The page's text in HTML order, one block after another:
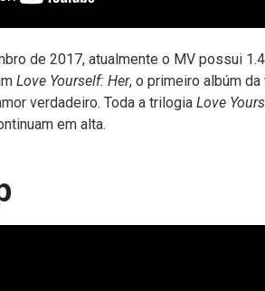
de 2017, atualmente o MV possui
Love Yourself: Her, o primeiro albúm
verdadeiro. Toda a trilogia Love
em alta.